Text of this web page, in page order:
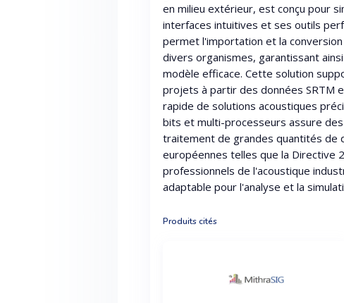
en milieu extérieur, est conçu pour
interfaces intuitives et ses outils
permet l'importation et la
divers organismes, garantissant
modèle efficace. Cette solution
projets à partir des données SRTM
rapide de solutions acoustiques
bits et multi-processeurs assure
traitement de grandes quantités de
européennes telles que la Directive
professionnels de l'acoustique
adaptable pour l'analyse et la
Produits cités